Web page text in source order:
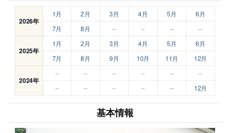
2026年
1月 2月 3月 4月 5月
6月
7月
8月 – – – –
2025年
1月 2月 3月 4月 5月
6月
7月
8月 9月 10月 11月 12月
2024年
– – – – –
–
–
– – – – 12月
基本情報